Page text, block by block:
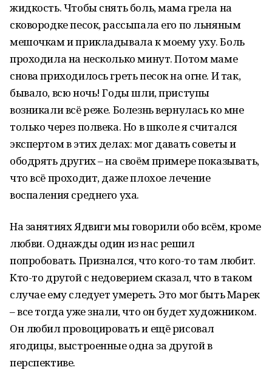
жидкость. Чтобы снять боль, мама грела на
сковородке песок, рассыпала его по льняным
мешочкам и прикладывала к моему уху. Боль
проходила на несколько минут. Потом маме
снова приходилось греть песок на огне. И так,
бывало, всю ночь! Годы шли, приступы
возникали всё реже. Болезнь вернулась ко мне
только через полвека. Но в школе я считался
экспертом в этих делах: мог давать советы и
ободрять других – на своём примере показывать,
что всё проходит, даже плохое лечение
воспаления среднего уха.
На занятиях Ядвиги мы говорили обо всём, кроме
любви. Однажды один из нас решил
попробовать. Признался, что кого-то там любит.
Кто-то другой с недоверием сказал, что в таком
случае ему следует умереть. Это мог быть Марек
– все тогда уже знали, что он будет художником.
Он любил провоцировать и ещё рисовал
ягодицы, выстроенные одна за другой в
перспективе.